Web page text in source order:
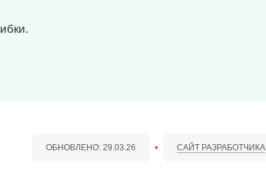
ОБНОВЛЕНО: 29.03.26 • САЙТ РАЗРАБОТЧИКА